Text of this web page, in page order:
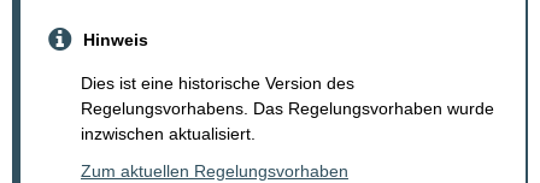
Hinweis
Dies ist eine historische Version des
Regelungsvorhabens. Das Regelungsvorhaben wurde
inzwischen aktualisiert.
Zum aktuellen Regelungsvorhaben